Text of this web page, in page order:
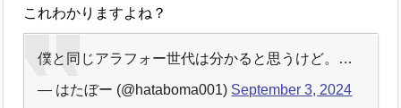
これわかりますよね？
僕と同じアラフォー世代は分かると思うけど。…
— はたぼー (@hataboma001) September 3, 2024